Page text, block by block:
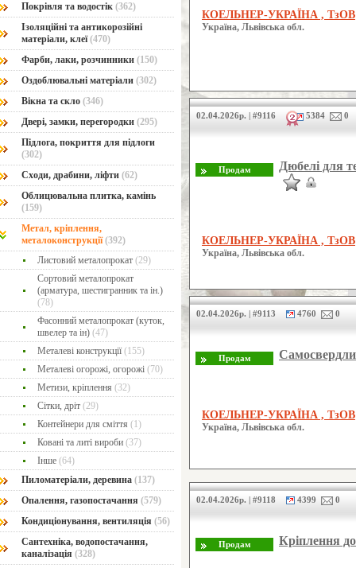
Покрівля та водостік (362)
Ізоляційні та антикорозійні
матеріали, клеї(470)
Фарби, лаки, розчинники (150)
Оздоблювальні матеріали (302)
Вікна та скло (346)
Двері, замки, перегородки (295)
Підлога, покриття для підлоги
(302)
Сходи, драбини, ліфти (62)
Облицювальна плитка, камінь
(159)
Метал, кріплення,
металоконструкції(392)
Листовий металопрокат (29)
Сортовий металопрокат
(арматура, шестигранник та ін.)
(78)
Фасонний металопрокат (куток,
швелер та ін) (47)
Металеві конструкції(155)
Металеві огорожі, огорожі (70)
Метизи, кріплення (32)
Сітки, дріт (29)
Контейнери для сміття (1)
Ковані та литі вироби (37)
Інше (64)
Пиломатеріали, деревина (137)
Опалення, газопостачання (579)
Кондиціонування, вентиляція (56)
Сантехніка, водопостачання,
каналізація (328)
КОЕЛЬНЕР-УКРАЇНА , ТзОВ
Україна, Львівська обл.
02.04.2026р. | #9116 5384 0
Дюбелі для
КОЕЛЬНЕР-УКРАЇНА , ТзОВ
Україна, Львівська обл.
02.04.2026р. | #9113 4760 0
КОЕЛЬНЕР-УКРАЇНА , ТзОВ
Україна, Львівська обл.
02.04.2026р. | #9118 4399 0
Кріплення